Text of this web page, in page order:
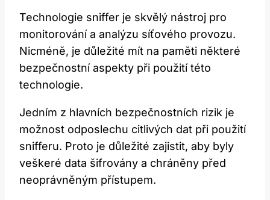
Technologie sniffer je skvělý nástroj pro
monitorování a analýzu síťového provozu.
Nicméně, je důležité mít na paměti některé
bezpečnostní aspekty při použití této
technologie.
Jedním z hlavních bezpečnostních rizik je
možnost odposlechu citlivých dat při použití
snifferu. Proto je důležité zajistit, aby byly
veškeré data šifrovány a chráněny před
neoprávněným přístupem.